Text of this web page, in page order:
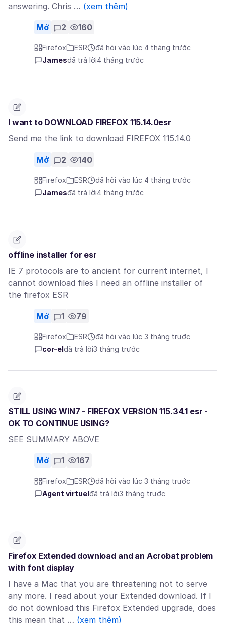
answering. Chris … (xem thêm)
Mở 2 160
Firefox ESR
đã hỏi vào lúc 4 tháng trước
Jamesđã trả lời4 tháng trước
I want to DOWNLOAD FIREFOX 115.14.0esr
Send me the link to download FIREFOX 115.14.0
Mở 2 140
Firefox ESR
đã hỏi vào lúc 4 tháng trước
Jamesđã trả lời4 tháng trước
offline installer for esr
IE 7 protocols are to ancient for current internet, I
cannot download files I need an offline installer of
the firefox ESR
Mở 1 79
Firefox ESR
đã hỏi vào lúc 3 tháng trước
cor-el đã trả lời3 tháng trước
STILL USING WIN7 - FIREFOX VERSION 115.34.1 esr -
OK TO CONTINUE USING?
SEE SUMMARY ABOVE
Mở 1 167
Firefox ESR
đã hỏi vào lúc 3 tháng trước
Agent virtuel đã trả lời3 tháng trước
Firefox Extended download and an Acrobat problem
with font display
I have a Mac that you are threatening not to serve
any more. I read about your Extended download. If I
do not download this Firefox Extended upgrade, does
this mean that … (xem thêm)